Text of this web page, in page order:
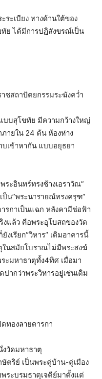
ระเบียง​ ทางด้านใต้ของ
ทัย​ ได้มีการปฏิสังขรณ์​เป็น
ช​สถาปัตยกรรม​ระฆังคว่ำ
บบสุโขทัย​ มีความกว้างใหญ่
ภายใน​ 24​ ต้น​ ห้องห่าง
บเข้าหากัน​ แบบอยุธยา​
ะอินทร์​ทรง​ช้าง​เอราวัณ”
น”พระนารายณ์​ทรงครุฑ”
รกาเป็นแฉก​ หลังคามีช่อฟ้า
งแล้ว​ คือพระอุโบสถของวัด
เรียก”วิหาร” เดิมอาคารนี้
ในสมัยโบราณ​ไม่มีพระสงฆ์​
ะมหาธาตุ​ทั้ง4ทิศ​ เมื่อมา
ากว่าพระวิหารอยู่เช่นเดิม
ทองลายดารกา
งวัดมหาธาตุ​
ษัตริย์​ เป็นพระคู่บ้าน-คู่เมือง​
ระบรมธาตุ​เจดีย์​มาตั้งแต่​